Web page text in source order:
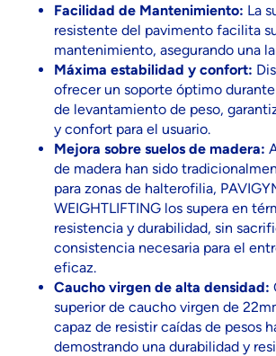
Facilidad de Mantenimiento: La
resistente del pavimento facilita
mantenimiento, asegurando una
Máxima estabilidad y confort:
ofrecer un soporte óptimo
de levantamiento de peso,
y confort para el usuario.
Mejora sobre suelos de madera:
de madera han sido
para zonas de halterofilia,
WEIGHTLIFTING los supera en
resistencia y durabilidad, sin
consistencia necesaria para el
eficaz.
Caucho virgen de alta densidad:
superior de caucho virgen de
capaz de resistir caídas de pesos
demostrando una durabilidad y